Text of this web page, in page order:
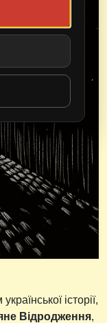
історії,
Відродження,